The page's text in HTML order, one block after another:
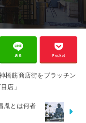
送る Pocket
橋筋商店街をブラッチン
店」
胤とは何者